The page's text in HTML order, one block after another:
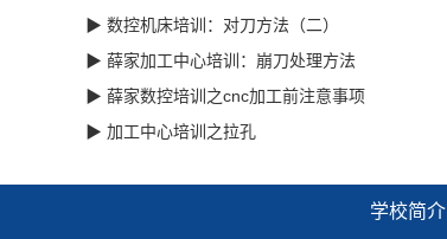
▶ 数控机床培训：对刀方法（二）
▶ 薛家加工中心培训：崩刀处理方法
▶ 薛家数控培训之cnc加工前注意事项
▶ 加工中心培训之拉孔
学校简介